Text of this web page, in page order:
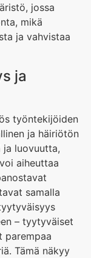
jossa
mikä
ja vahvistaa
ja
työntekijöiden
ja häiriötön
luovuutta,
aiheuttaa
samalla
– tyytyväiset
parempaa
Tämä näkyy